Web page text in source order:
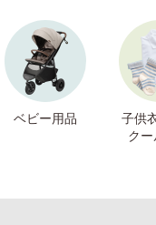
ベビー用品
子供
クー